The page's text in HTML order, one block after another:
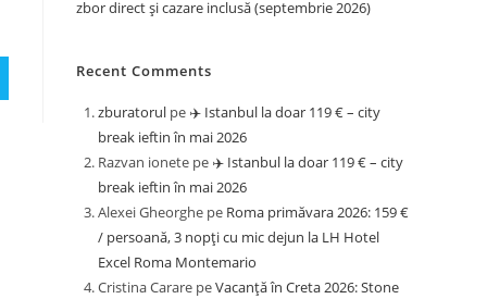
zbor direct și cazare inclusă (septembrie 2026)
Recent Comments
zburatorul pe ✈️ Istanbul la doar 119 € – city
break ieftin în mai 2026
Razvan ionete pe ✈️ Istanbul la doar 119 € – city
break ieftin în mai 2026
Alexei Gheorghe pe Roma primăvara 2026: 159 €
/ persoană, 3 nopți cu mic dejun la LH Hotel
Excel Roma Montemario
Cristina Carare peVacanță în Creta 2026: Stone